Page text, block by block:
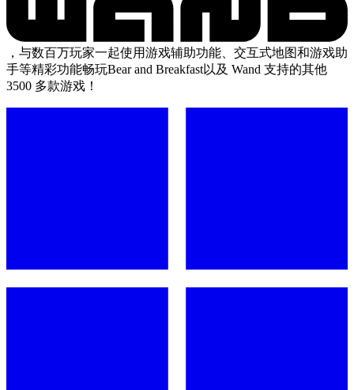
，与数百万玩家一起使用游戏辅助功能、交互式地图和游戏助
手等精彩功能畅玩Bear and Breakfast以及 Wand 支持的其他
3500 多款游戏！